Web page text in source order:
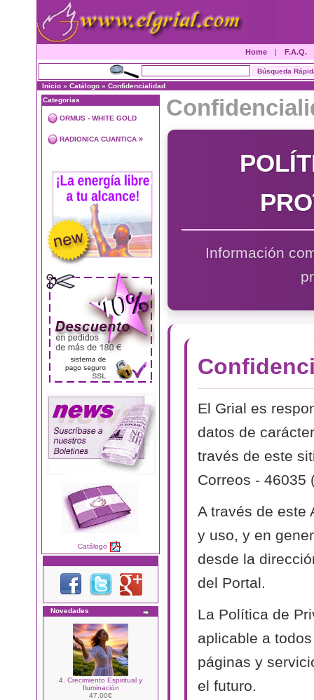
Home | F.A.Q.
Inicio » Catálogo » Confidencialidad
Categorias
ORMUS - WHITE GOLD
RADIONICA CUANTICA »
Catálogo
Novedades
4. Crecimiento Espiritual y
Iluminación
47.00€
Información
El Grial es
datos de
través de este
Correos - 46035
A través de este
y uso, y en
desde la
del Portal.
La Política de
aplicable a
páginas y
el futuro.